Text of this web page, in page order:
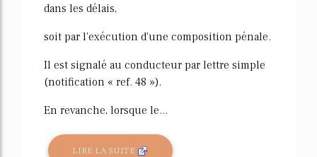
dans les délais,
soit par l'exécution d'une composition pénale.
Il est signalé au conducteur par lettre simple
(notification « ref. 48 »).
En revanche, lorsque le...
LIRE LA SUITE